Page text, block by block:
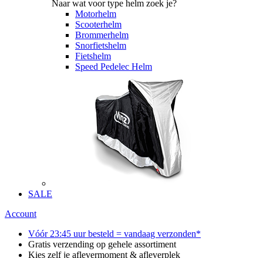
Naar wat voor type helm zoek je?
Motorhelm
Scooterhelm
Brommerhelm
Snorfietshelm
Fietshelm
Speed Pedelec Helm
SALE
Account
Vóór 23:45 uur besteld = vandaag verzonden*
Gratis verzending op gehele assortiment
Kies zelf je aflevermoment & afleverplek